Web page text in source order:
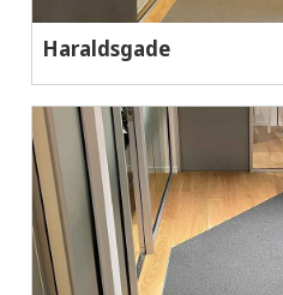
Haraldsgade